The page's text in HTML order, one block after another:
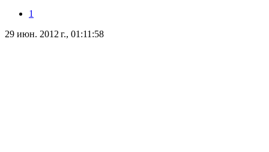
1
29 июн. 2012 г., 01:11:58